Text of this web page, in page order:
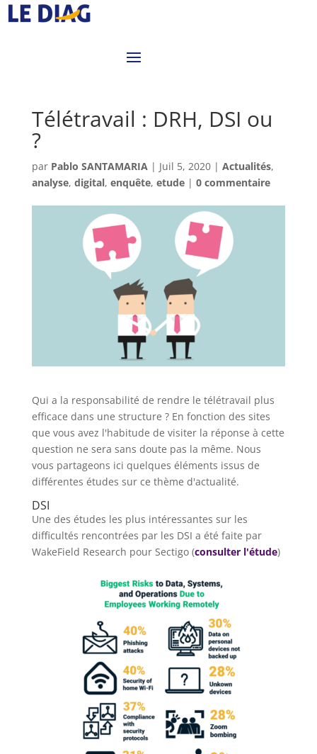
Télétravail : DRH, DSI ou
?
par Pablo SANTAMARIA| Juil 5, 2020| Actualités,
analyse, digital, enquête, etude| 0 commentaire
Qui a la responsabilité de rendre le télétravail plus
efficace dans une structure ? En fonction des sites
que vous avez l'habitude de visiter la réponse à cette
question ne sera sans doute pas la même. Nous
vous partageons ici quelques éléments issus de
différentes études sur ce thème d'actualité.
DSI
Une des études les plus intéressantes sur les
difficultés rencontrées par les DSI a été faite par
WakeField Research pour Sectigo (consulter l'étude)